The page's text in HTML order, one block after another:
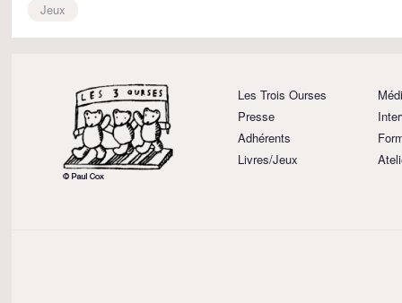
Jeux
Les Trois Ourses
Presse
Adhérents
Livres/Jeux